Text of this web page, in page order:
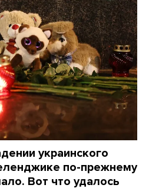
украинского
по-прежнему
Вот что удалось